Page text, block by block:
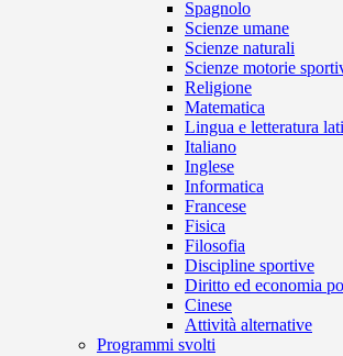
Spagnolo
Scienze umane
Scienze naturali
Scienze motorie
Religione
Matematica
Lingua e letteratura
Italiano
Inglese
Informatica
Francese
Fisica
Filosofia
Discipline sportive
Diritto ed economia
Cinese
Attività alternative
Programmi svolti